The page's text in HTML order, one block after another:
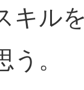
キル
。